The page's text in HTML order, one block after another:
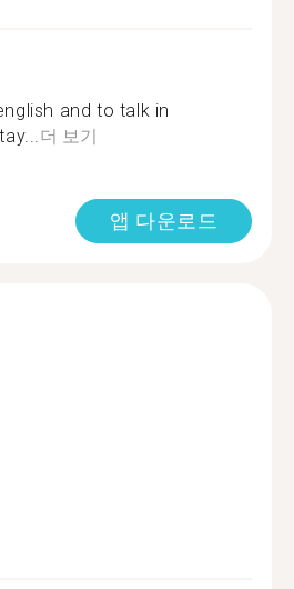
and to talk in
더 보기
앱 다운로드